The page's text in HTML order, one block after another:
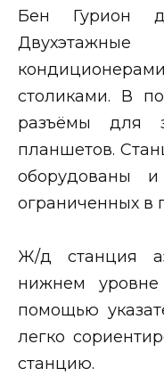
Бен Гурион
столиками. В
разъёмы для
планшетов.
оборудованы
ограниченных в
Ж/д станция
нижнем
помощью
легко
станцию.